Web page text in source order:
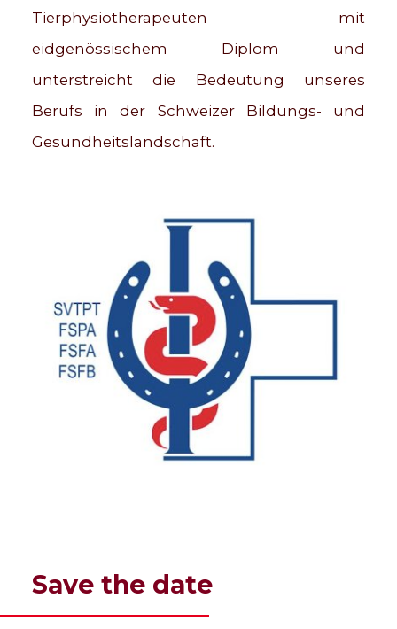
Tierphysiotherapeuten mit
eidgenössischem Diplom und
unterstreicht die Bedeutung unseres
Berufs in der Schweizer Bildungs- und
Gesundheitslandschaft.
Save the date